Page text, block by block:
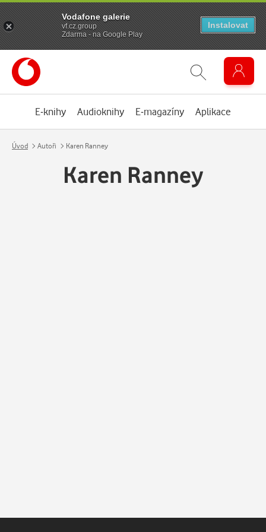
E-knihy Audioknihy E-magazíny Aplikace
Úvod Autoři Karen Ranney
Karen Ranney
Vodafone galerie
vf.cz.group
Zdarma - na Google Play
Instalovat